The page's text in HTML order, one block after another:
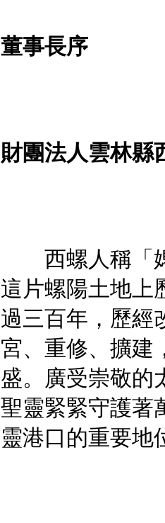
董事長序
財團法人雲林縣
西螺人稱「媽
這片螺陽土地上
過三百年，歷經
宮、重修、擴建
盛。廣受崇敬的
聖靈緊緊守護著
靈港口的重要地